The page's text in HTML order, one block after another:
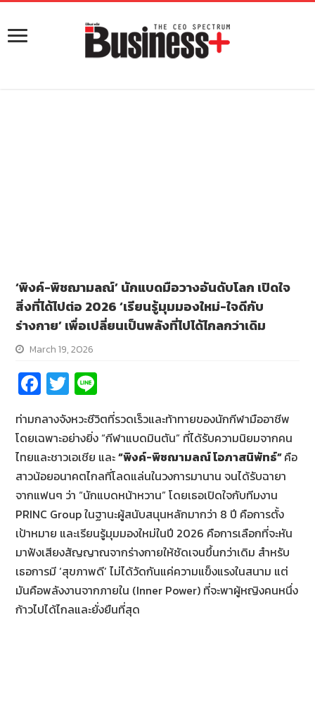
‘พิงค์-พิชฌามลณ์’ นักแบดมือวางอันดับโลก เปิดใจ
สิ่งที่ได้ไปต่อ 2026 ‘เรียนรู้มุมมองใหม่-ใจดีกับ
ร่างกาย’ เพื่อเปลี่ยนเป็นพลังที่ไปได้ไกลกว่าเดิม
March 19, 2026
Fa
ce
b
o
o
k
T
wi
tt
er
n
e
ท่ามกลางจังหวะชีวิตที่รวดเร็วและท้าทายของนักกีฬามืออาชีพ
โดยเฉพาะอย่างยิ่ง “กีฬาแบดมินตัน” ที่ได้รับความนิยมจากคน
ไทยและชาวเอเชีย และ“พิงค์-พิชฌามลณ์ โอภาสนิพัทธ์”คือ
สาวน้อยอนาคตไกลที่โลดแล่นในวงการมานาน จนได้รับฉายา
จากแฟนๆ ว่า “นักแบดหน้าหวาน” โดยเธอเปิดใจกับทีมงาน
PRINC Group ในฐานะผู้สนับสนุนหลักมากว่า 8 ปี คือการตั้ง
เป้าหมาย และเรียนรู้มุมมองใหม่ในปี 2026 คือการเลือกที่จะหัน
มาฟังเสียงสัญญาณจากร่างกายให้ชัดเจนขึ้นกว่าเดิม สำหรับ
เธอการมี ‘สุขภาพดี’ ไม่ได้วัดกันแค่ความแข็งแรงในสนาม แต่
มันคือพลังงานจากภายใน (Inner Power) ที่จะพาผู้หญิงคนหนึ่ง
ก้าวไปได้ไกลและยั่งยืนที่สุด